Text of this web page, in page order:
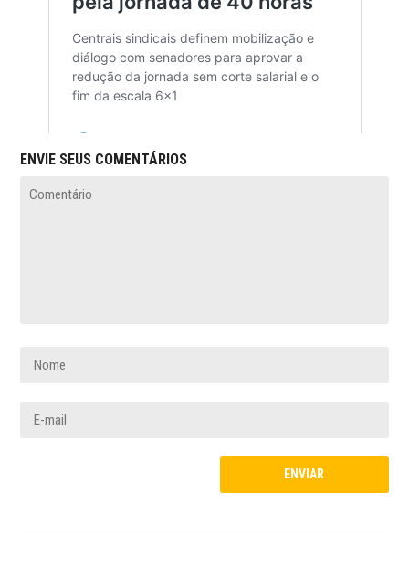
ENVIE SEUS COMENTÁRIOS